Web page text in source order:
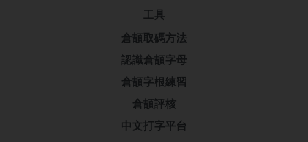
工具
倉頡取碼方法
認識倉頡字母
倉頡字根練習
倉頡評核
中文打字平台